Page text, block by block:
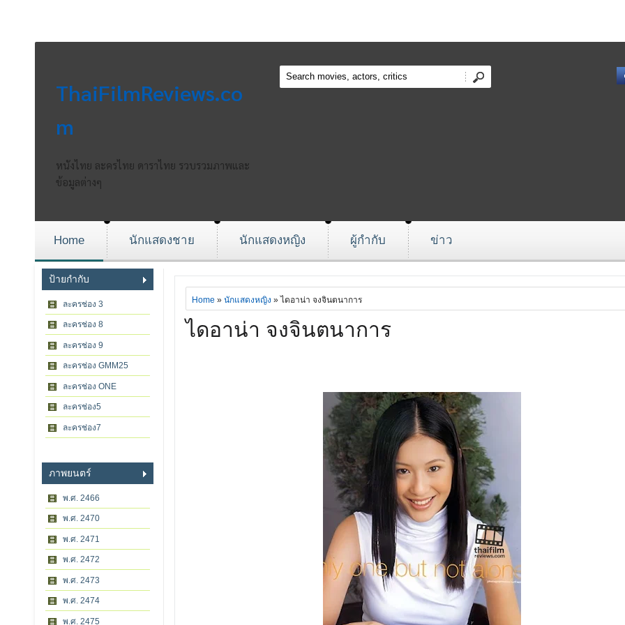
ThaiFilmReviews.co
m
หนังไทย ละครไทย ดาราไทย รวบรวมภาพและ
ข้อมูลต่างๆ
Home นักแสดงชาย นักแสดงหญิง ผู้กำกับ ข่าว
ป้ายกำกับ
ละครช่อง 3
ละครช่อง 8
ละครช่อง 9
ละครช่อง GMM25
ละครช่อง ONE
ละครช่อง5
ละครช่อง7
ภาพยนตร์
พ.ศ. 2466
พ.ศ. 2470
พ.ศ. 2471
พ.ศ. 2472
พ.ศ. 2473
พ.ศ. 2474
พ.ศ. 2475
Home » นักแสดงหญิง » ไดอาน่า จงจินตนาการ
ไดอาน่า จงจินตนาการ